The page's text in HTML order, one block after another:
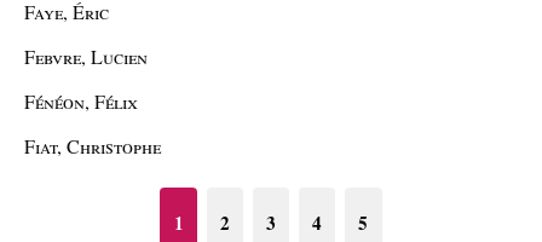
Faye, Éric
Febvre, Lucien
Fénéon, Félix
Fiat, Christophe
1 2 3 4 5